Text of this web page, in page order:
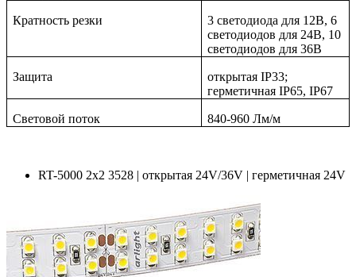
Кратность резки
3 светодиода для 12В, 6
светодиодов для 24В, 10
светодиодов для 36В
Защита
открытая IP33;
герметичная IP65, IP67
Световой поток 840-960 Лм/м
RT-5000 2x2 3528 | открытая 24V/36V | герметичная 24V